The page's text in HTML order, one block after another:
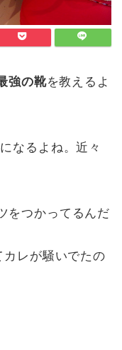
強の靴を教えるよ
なるよね。近々
をつかってるんだ
レが騒いでたの